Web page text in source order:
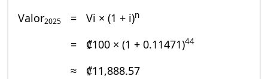
Valor2025 = Vi × (1 + i)n
= ₡100 × (1 + 0.11471)44
≈ ₡11,888.57